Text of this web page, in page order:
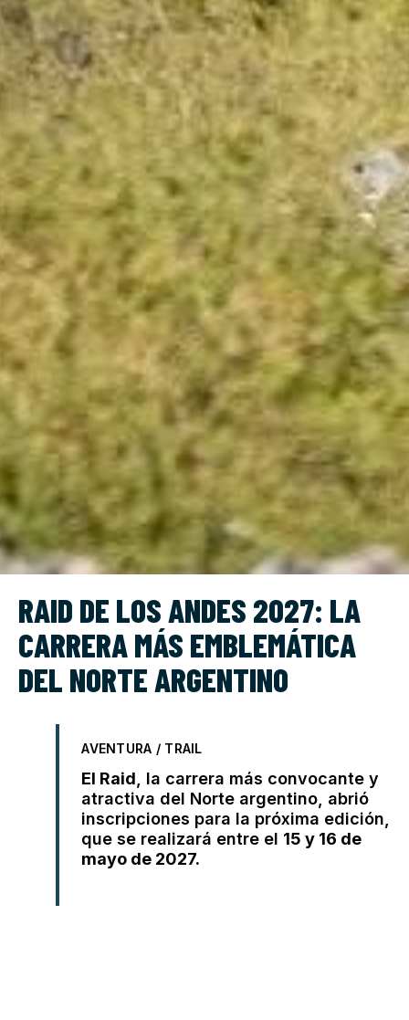
RAID DE LOS ANDES 2027: LA
CARRERA MÁS EMBLEMÁTICA
DEL NORTE ARGENTINO
AVENTURA / TRAIL
El Raid , la carrera más convocante y
atractiva del Norte argentino, abrió
inscripciones para la próxima edición,
que se realizará entre el 15 y 16 de
mayo de 2027.